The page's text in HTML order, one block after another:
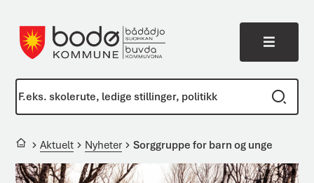
Meny
Du er her:
Aktuelt Nyheter Sorggruppe for barn og unge